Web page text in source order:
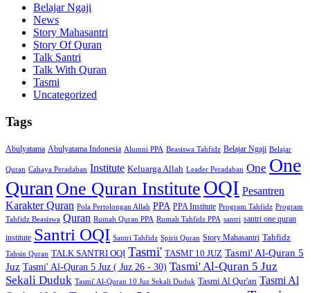
Belajar Ngaji
News
Story Mahasantri
Story Of Quran
Talk Santri
Talk With Quran
Tasmi
Uncategorized
Tags
Abulyatama Abulyatama Indonesia Alumni PPA Beasiswa Tahfidz Belajar Ngaji Belajar
Quran Cahaya Peradaban Institute Keluarga Allah Leader Peradaban One One
QuranOne Quran Institute OQI Pesantren
Karakter Quran Pola Pertolongan Allah PPA PPA Institute Program Tahfidz Program
Tahfidz Beasiswa Quran Rumah Quran PPA Rumah Tahfidz PPA santri santri one quran
institute Santri OQI Santri Tahfidz Spirit Quran Story Mahasantri Tahfidz
Tahsin Quran TALK SANTRI OQI Tasmi' TASMI' 10 JUZ Tasmi' Al-Quran 5
Juz Tasmi' Al-Quran 5 Juz ( Juz 26 - 30) Tasmi' Al-Quran 5 Juz
Sekali Duduk Tasmi' Al-Quran 10 Juz Sekali Duduk Tasmi Al Qur'an Tasmi Al